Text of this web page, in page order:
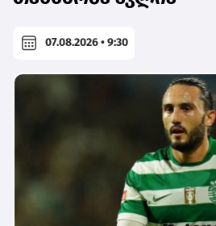
07.08.2026 • 9:30